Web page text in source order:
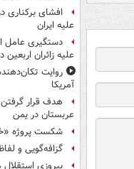
افشای
علیه ایران
دستگیری عامل
علیه زائران
روایت
آمریکا
هدف قرار گرفتن
عربستان در یمن
شکست پروژه
گزافه‌گویی و
پیروزی